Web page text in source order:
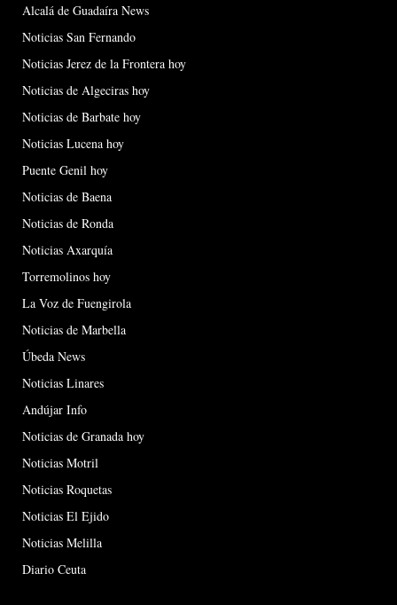
Alcalá de Guadaíra News
Noticias San Fernando
Noticias Jerez de la Frontera hoy
Noticias de Algeciras hoy
Noticias de Barbate hoy
Noticias Lucena hoy
Puente Genil hoy
Noticias de Baena
Noticias de Ronda
Noticias Axarquía
Torremolinos hoy
La Voz de Fuengirola
Noticias de Marbella
Úbeda News
Noticias Linares
Andújar Info
Noticias de Granada hoy
Noticias Motril
Noticias Roquetas
Noticias El Ejido
Noticias Melilla
Diario Ceuta